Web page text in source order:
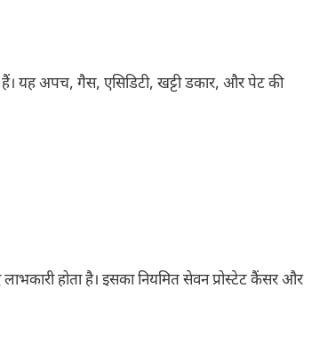
यह अपच, गैस, एसिडिटी, खट्टी डकार, और पेट की
होता है। इसका नियमित सेवन प्रोस्टेट कैंसर और